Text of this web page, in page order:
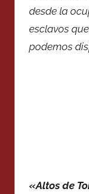
desde la
esclavos
podemos
«Altos de